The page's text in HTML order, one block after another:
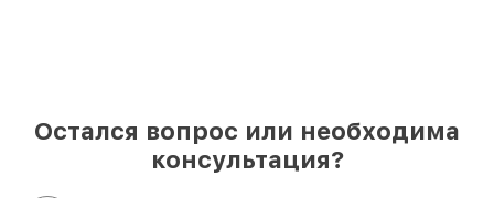
Остался вопрос или необходима
консультация?